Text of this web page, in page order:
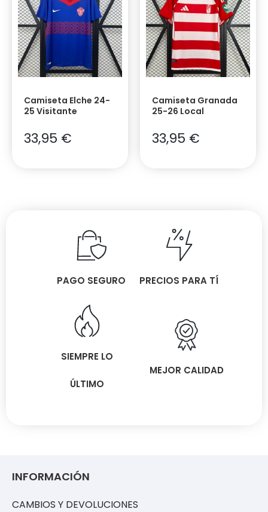
Camiseta Elche 24-
25 Visitante
33,95 €
Camiseta Granada
25-26 Local
33,95 €
PAGO SEGURO PRECIOS PARA TÍ
SIEMPRE LO
ÚLTIMO
MEJOR CALIDAD
INFORMACIÓN
CAMBIOS Y DEVOLUCIONES